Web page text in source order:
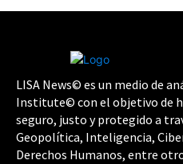
LISA News© es un medio de
Institute© con el objetivo de
seguro, justo y protegido a
Geopolítica, Inteligencia,
Derechos Humanos, entre